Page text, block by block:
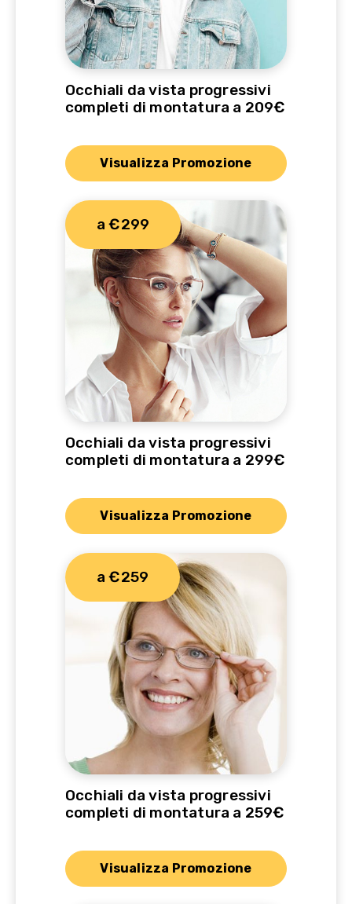
Occhiali da vista progressivi
completi di montatura a 209€
Visualizza Promozione
a €299
Occhiali da vista progressivi
completi di montatura a 299€
Visualizza Promozione
a €259
Occhiali da vista progressivi
completi di montatura a 259€
Visualizza Promozione